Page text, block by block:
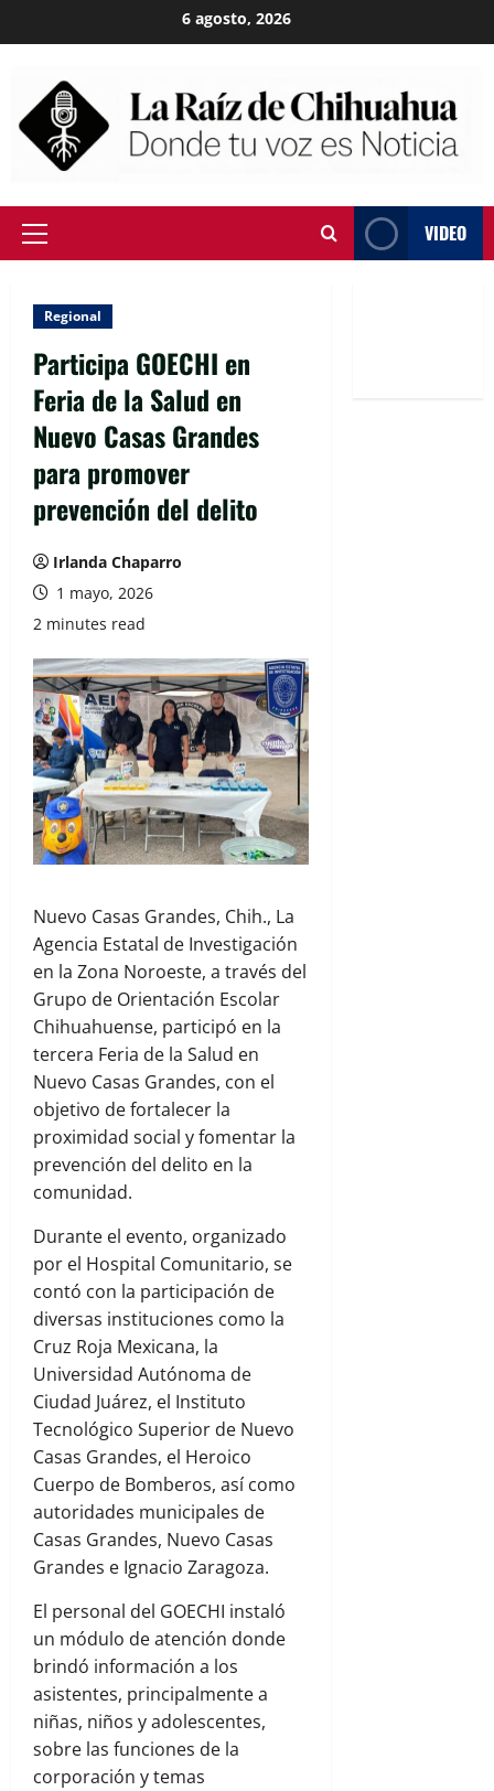
to
6 agosto, 2026
Primary
VIDEO
Regional
Participa GOECHI en
Feria de la Salud en
Nuevo Casas Grandes
para promover
prevención del delito
Irlanda Chaparro
1 mayo, 2026
2 minutes read
Nuevo Casas Grandes, Chih., La
Agencia Estatal de Investigación
en la Zona Noroeste, a través del
Grupo de Orientación Escolar
Chihuahuense, participó en la
tercera Feria de la Salud en
Nuevo Casas Grandes, con el
objetivo de fortalecer la
proximidad social y fomentar la
prevención del delito en la
comunidad.
Durante el evento, organizado
por el Hospital Comunitario, se
contó con la participación de
diversas instituciones como la
Cruz Roja Mexicana, la
Universidad Autónoma de
Ciudad Juárez, el Instituto
Tecnológico Superior de Nuevo
Casas Grandes, el Heroico
Cuerpo de Bomberos, así como
autoridades municipales de
Casas Grandes, Nuevo Casas
Grandes e Ignacio Zaragoza.
El personal del GOECHI instaló
un módulo de atención donde
brindó información a los
asistentes, principalmente a
niñas, niños y adolescentes,
sobre las funciones de la
corporación y temas